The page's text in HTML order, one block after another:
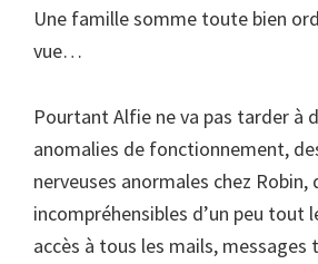
Une famille somme toute bien
vue…
Pourtant Alfie ne va pas tarder à
anomalies de fonctionnement,
nerveuses anormales chez Robin,
incompréhensibles d’un peu tout
accès à tous les mails, messages